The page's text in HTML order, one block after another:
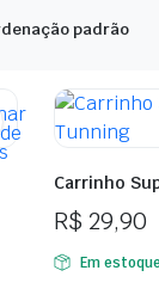
Carrinho
R$ 29,90
Em